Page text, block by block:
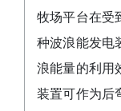
牧场平台在受
种波浪能发电
浪能量的利用
装置可作为后